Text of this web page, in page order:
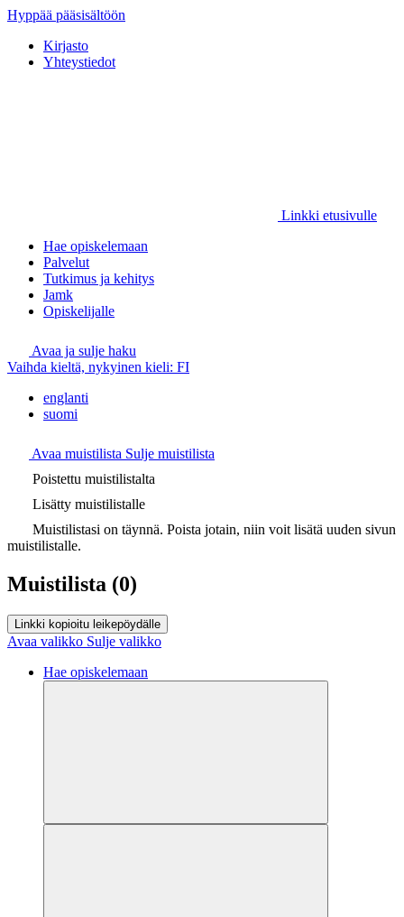
Hyppää pääsisältöön
Kirjasto
Yhteystiedot
Linkki etusivulle
Hae opiskelemaan
Palvelut
Tutkimus ja kehitys
Jamk
Opiskelijalle
Avaa ja sulje haku
Vaihda kieltä, nykyinen kieli: FI
englanti
suomi
Avaa muistilista Sulje muistilista
Poistettu muistilistalta
Lisätty muistilistalle
Muistilistasi on täynnä. Poista jotain, niin voit lisätä uuden sivun
muistilistalle.
Muistilista (0)
Linkki kopioitu leikepöydälle
Avaa valikko Sulje valikko
Hae opiskelemaan